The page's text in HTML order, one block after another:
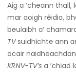
Aig a ’cheann
mar aoigh rèidio,
beulaibh a’
TVsuidhichte ann
acair
KRNV-TV’s a ’chiad